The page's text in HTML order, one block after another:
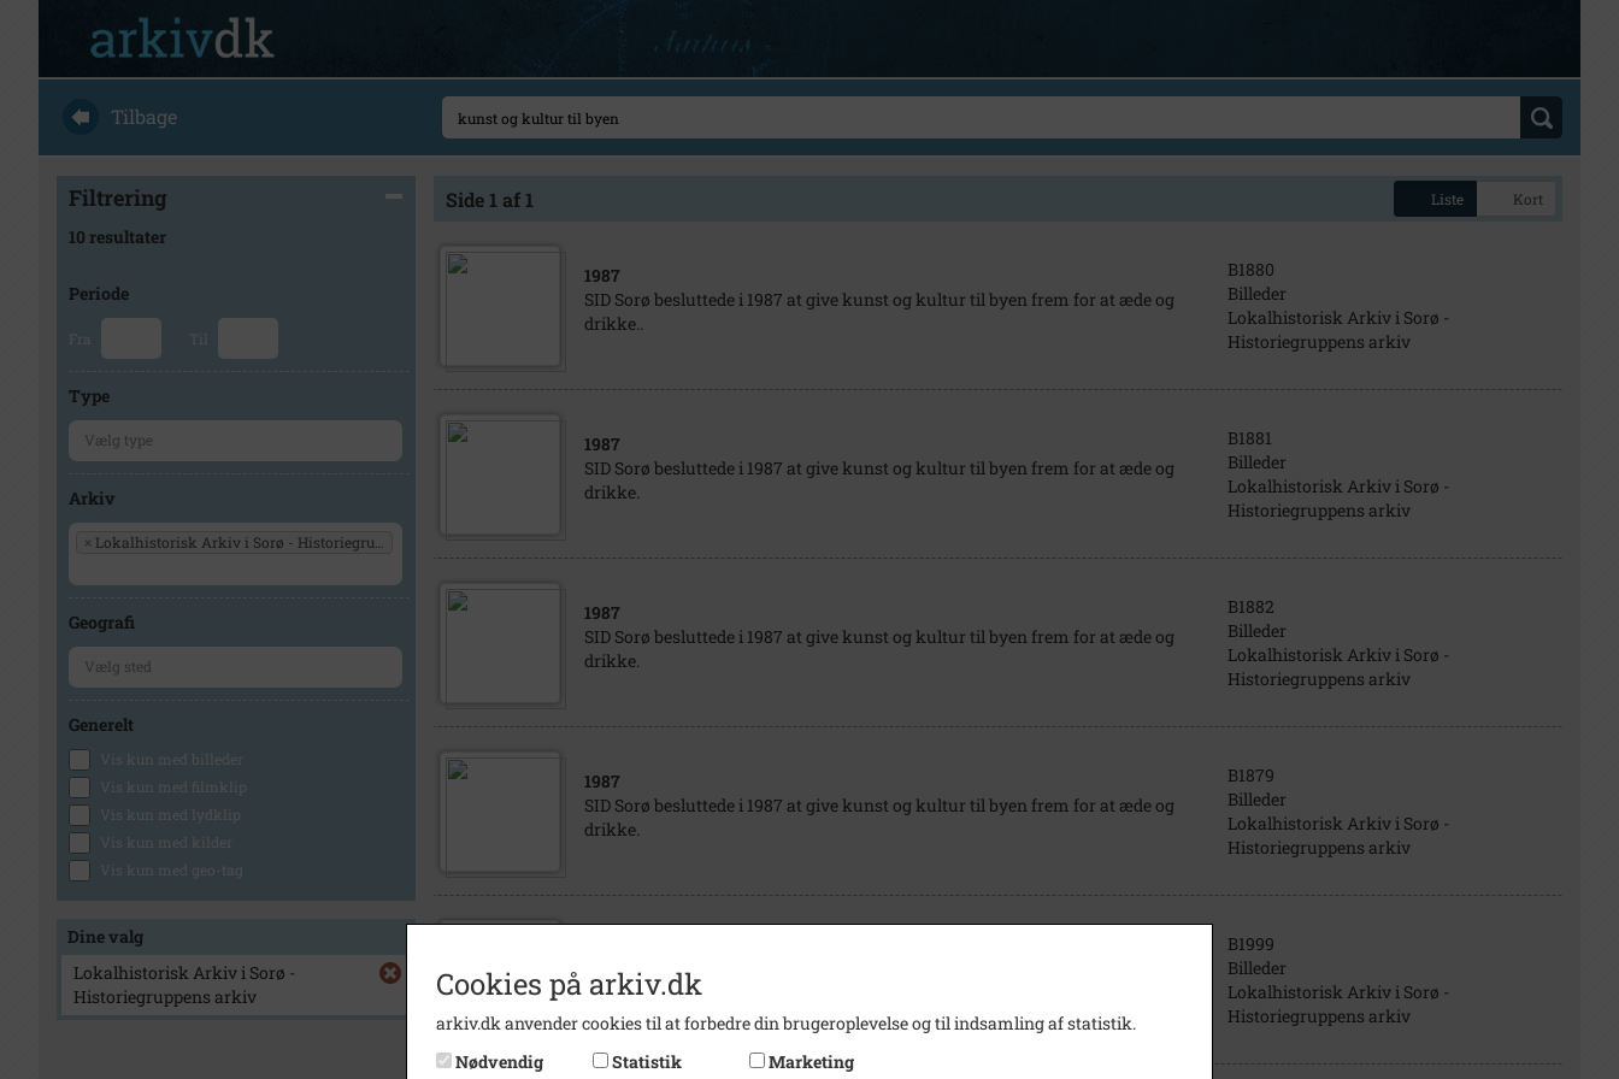
Tilbage
Filtrering
10 resultater
Periode
Fra Til
Type
Arkiv
× Lokalhistorisk Arkiv i Sorø - Historiegruppens arkiv
Geografi
Generelt
Vis kun med billeder
Vis kun med filmklip
Vis kun med lydklip
Vis kun med kilder
Vis kun med geo-tag
Dine valg
Lokalhistorisk Arkiv i Sorø -
Historiegruppens arkiv
Side 1 af 1 Liste Kort
1987
SID Sorø besluttede i 1987 at give kunst og kultur til byen frem for at æde og
drikke..
B1880
Billeder
Lokalhistorisk Arkiv i Sorø -
Historiegruppens arkiv
1987
SID Sorø besluttede i 1987 at give kunst og kultur til byen frem for at æde og
drikke.
B1881
Billeder
Lokalhistorisk Arkiv i Sorø -
Historiegruppens arkiv
1987
SID Sorø besluttede i 1987 at give kunst og kultur til byen frem for at æde og
drikke.
B1882
Billeder
Lokalhistorisk Arkiv i Sorø -
Historiegruppens arkiv
1987
SID Sorø besluttede i 1987 at give kunst og kultur til byen frem for at æde og
drikke.
B1879
Billeder
Lokalhistorisk Arkiv i Sorø -
Historiegruppens arkiv
og kultur til byen frem for at æde og drikke. - Bl. a. opførte "Fiolteatret" Selma
B1999
Billeder
Lokalhistorisk Arkiv i Sorø -
Historiegruppens arkiv
Cookies på arkiv.dk
arkiv.dk anvender cookies til at forbedre din brugeroplevelse og til indsamling af statistik.
Nødvendig
Statistik Marketing